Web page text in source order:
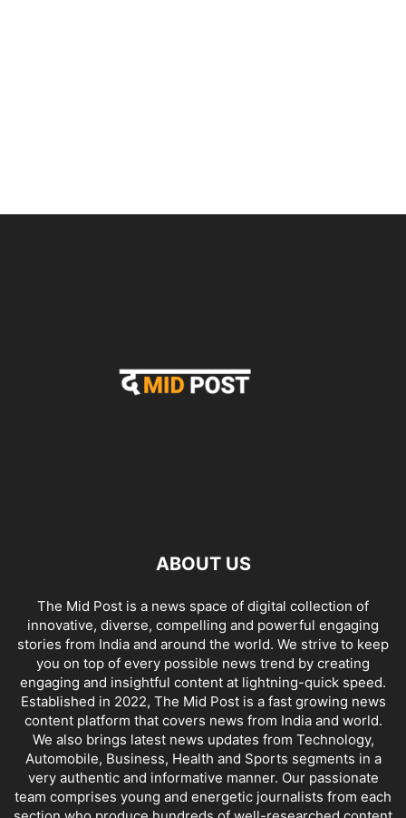
ABOUT US
The Mid Post is a news space of digital collection of
innovative, diverse, compelling and powerful engaging
stories from India and around the world. We strive to keep
you on top of every possible news trend by creating
engaging and insightful content at lightning-quick speed.
Established in 2022, The Mid Post is a fast growing news
content platform that covers news from India and world.
We also brings latest news updates from Technology,
Automobile, Business, Health and Sports segments in a
very authentic and informative manner. Our passionate
team comprises young and energetic journalists from each